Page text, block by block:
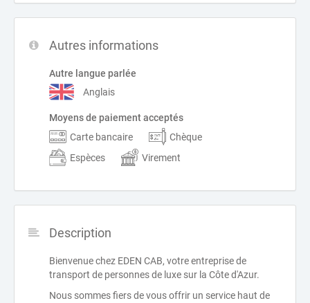
Autres informations
Autre langue parlée
Anglais
Moyens de paiement acceptés
Carte bancaire
Chèque
Espèces
Virement
Description
Bienvenue chez EDEN CAB, votre entreprise de
transport de personnes de luxe sur la Côte d'Azur.
Nous sommes fiers de vous offrir un service haut de